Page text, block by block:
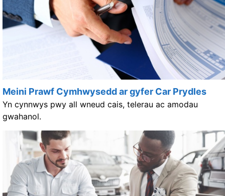
Meini Prawf Cymhwysedd ar gyfer Car Prydles
Yn cynnwys pwy all wneud cais, telerau ac amodau
gwahanol.